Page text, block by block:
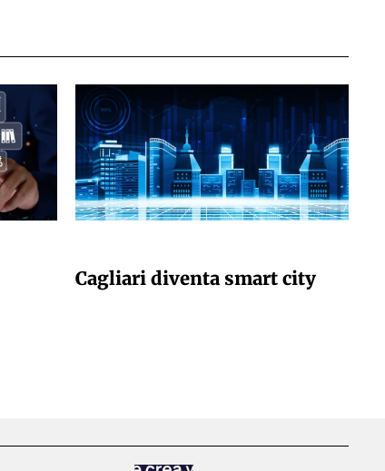
Cagliari diventa smart city